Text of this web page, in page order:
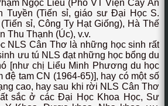
Ngọc Liểu (Phó VT Viện Cây Ăn
Tuyền (Tiến sỉ, giáo sư Đại Học S.
sỉ, Công Ty Hạt Giống), Hà Thế
Thu Thạnh (Úc), v.v.
Cân Thơ là những học sinh rất
ưu tú NLS đạt những học bổng du
[như chị Liểu Minh Phương du học
tam CN (1964-65)], hay có một số
cao, hay sau khi rời NLS Cân Thơ
sắc ở các Đại Học Khoa Học, Sư